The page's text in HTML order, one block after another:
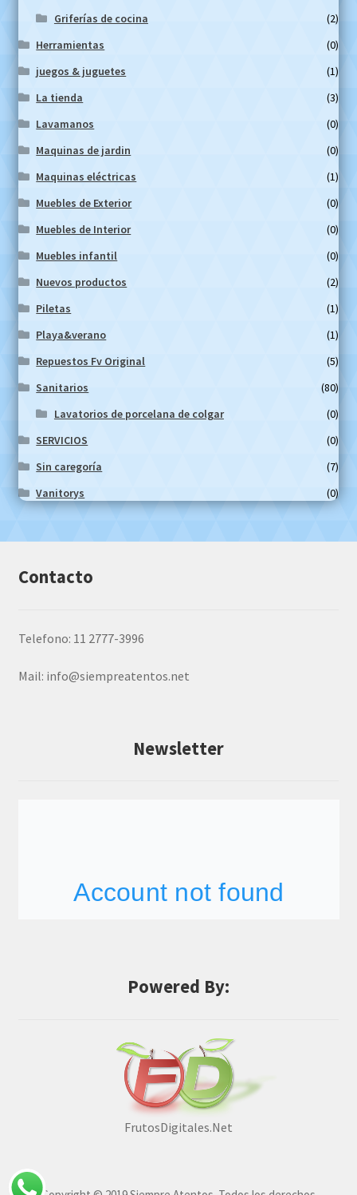
Griferías de cocina
(2)
Herramientas
(0)
juegos & juguetes
(1)
La tienda
(3)
Lavamanos
(0)
Maquinas de jardin
(0)
Maquinas eléctricas
(1)
Muebles de Exterior
(0)
Muebles de Interior
(0)
Muebles infantil
(0)
Nuevos productos
(2)
Piletas
(1)
Playa&verano
(1)
Repuestos Fv Original
(5)
Sanitarios
(80)
Lavatorios de porcelana de colgar
(0)
SERVICIOS
(0)
Sin caregoría
(7)
Vanitorys
(0)
Contacto
Telefono: 11 2777-3996
Mail: info@siempreatentos.net
Newsletter
Powered By:
FrutosDigitales.Net